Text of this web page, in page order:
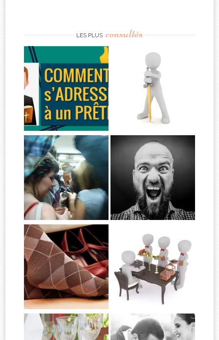
LES PLUS consultés